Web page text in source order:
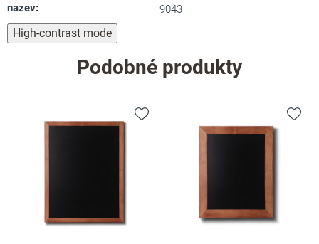
nazev: 9043
High-contrast mode
Podobné produkty